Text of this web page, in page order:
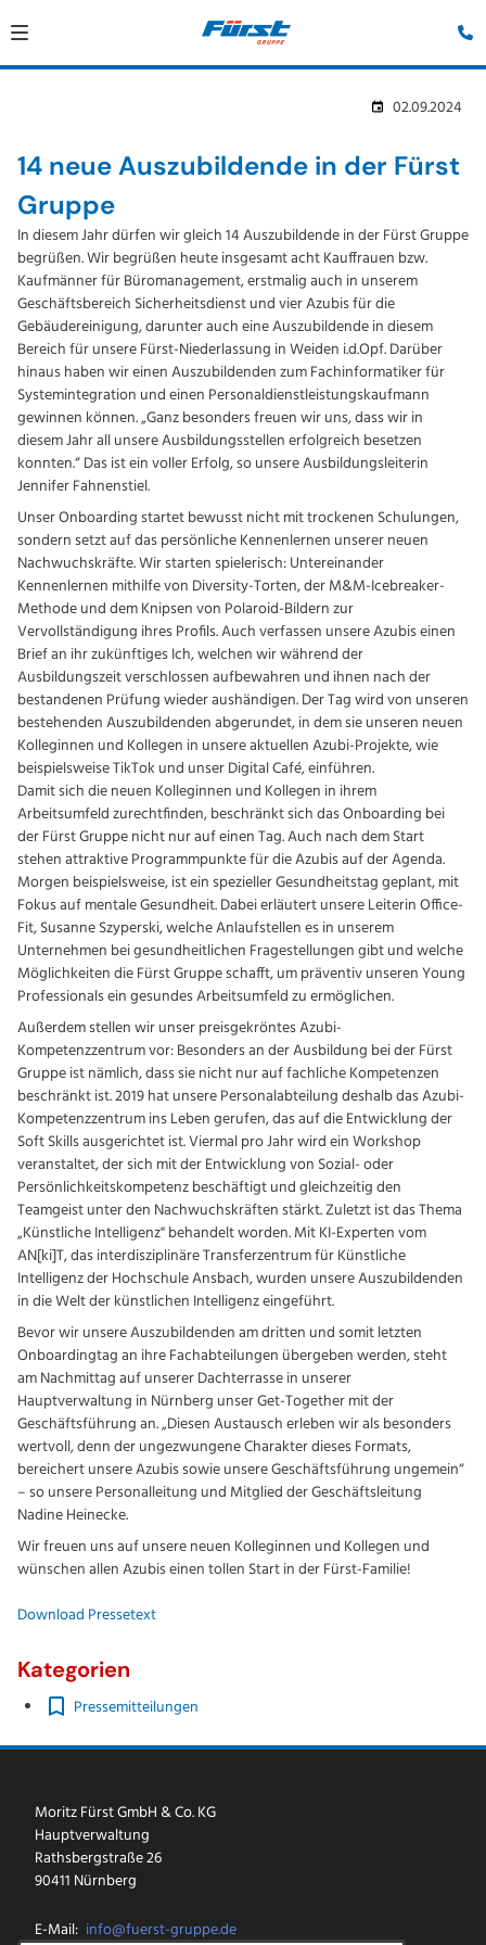
02.09.2024
14 neue Auszubildende in der Fürst
Gruppe
In diesem Jahr dürfen wir gleich 14 Auszubildende in der Fürst Gruppe
begrüßen. Wir begrüßen heute insgesamt acht Kauffrauen bzw.
Kaufmänner für Büromanagement, erstmalig auch in unserem
Geschäftsbereich Sicherheitsdienst und vier Azubis für die
Gebäudereinigung, darunter auch eine Auszubildende in diesem
Bereich für unsere Fürst-Niederlassung in Weiden i.d.Opf. Darüber
hinaus haben wir einen Auszubildenden zum Fachinformatiker für
Systemintegration und einen Personaldienstleistungskaufmann
gewinnen können. „Ganz besonders freuen wir uns, dass wir in
diesem Jahr all unsere Ausbildungsstellen erfolgreich besetzen
konnten.“ Das ist ein voller Erfolg, so unsere Ausbildungsleiterin
Jennifer Fahnenstiel.
Unser Onboarding startet bewusst nicht mit trockenen Schulungen,
sondern setzt auf das persönliche Kennenlernen unserer neuen
Nachwuchskräfte. Wir starten spielerisch: Untereinander
Kennenlernen mithilfe von Diversity-Torten, der M&M-Icebreaker-
Methode und dem Knipsen von Polaroid-Bildern zur
Vervollständigung ihres Profils. Auch verfassen unsere Azubis einen
Brief an ihr zukünftiges Ich, welchen wir während der
Ausbildungszeit verschlossen aufbewahren und ihnen nach der
bestandenen Prüfung wieder aushändigen. Der Tag wird von unseren
bestehenden Auszubildenden abgerundet, in dem sie unseren neuen
Kolleginnen und Kollegen in unsere aktuellen Azubi-Projekte, wie
beispielsweise TikTok und unser Digital Café, einführen.
Damit sich die neuen Kolleginnen und Kollegen in ihrem
Arbeitsumfeld zurechtfinden, beschränkt sich das Onboarding bei
der Fürst Gruppe nicht nur auf einen Tag. Auch nach dem Start
stehen attraktive Programmpunkte für die Azubis auf der Agenda.
Morgen beispielsweise, ist ein spezieller Gesundheitstag geplant, mit
Fokus auf mentale Gesundheit. Dabei erläutert unsere Leiterin Office-
Fit, Susanne Szyperski, welche Anlaufstellen es in unserem
Unternehmen bei gesundheitlichen Fragestellungen gibt und welche
Möglichkeiten die Fürst Gruppe schafft, um präventiv unseren Young
Professionals ein gesundes Arbeitsumfeld zu ermöglichen.
Außerdem stellen wir unser preisgekröntes Azubi-
Kompetenzzentrum vor: Besonders an der Ausbildung bei der Fürst
Gruppe ist nämlich, dass sie nicht nur auf fachliche Kompetenzen
beschränkt ist. 2019 hat unsere Personalabteilung deshalb das Azubi-
Kompetenzzentrum ins Leben gerufen, das auf die Entwicklung der
Soft Skills ausgerichtet ist. Viermal pro Jahr wird ein Workshop
veranstaltet, der sich mit der Entwicklung von Sozial- oder
Persönlichkeitskompetenz beschäftigt und gleichzeitig den
Teamgeist unter den Nachwuchskräften stärkt. Zuletzt ist das Thema
„Künstliche Intelligenz" behandelt worden. Mit KI-Experten vom
AN[ki]T, das interdisziplinäre Transferzentrum für Künstliche
Intelligenz der Hochschule Ansbach, wurden unsere Auszubildenden
in die Welt der künstlichen Intelligenz eingeführt.
Bevor wir unsere Auszubildenden am dritten und somit letzten
Onboardingtag an ihre Fachabteilungen übergeben werden, steht
am Nachmittag auf unserer Dachterrasse in unserer
Hauptverwaltung in Nürnberg unser Get-Together mit der
Geschäftsführung an. „Diesen Austausch erleben wir als besonders
wertvoll, denn der ungezwungene Charakter dieses Formats,
bereichert unsere Azubis sowie unsere Geschäftsführung ungemein“
– so unsere Personalleitung und Mitglied der Geschäftsleitung
Nadine Heinecke.
Wir freuen uns auf unsere neuen Kolleginnen und Kollegen und
wünschen allen Azubis einen tollen Start in der Fürst-Familie!
Download Pressetext
Kategorien
Pressemitteilungen
Moritz Fürst GmbH & Co. KG
Hauptverwaltung
Rathsbergstraße 26
90411 Nürnberg
E-Mail: info@fuerst-gruppe.de